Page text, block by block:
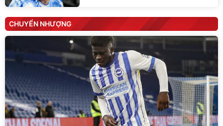
CHUYỂN NHƯỢNG